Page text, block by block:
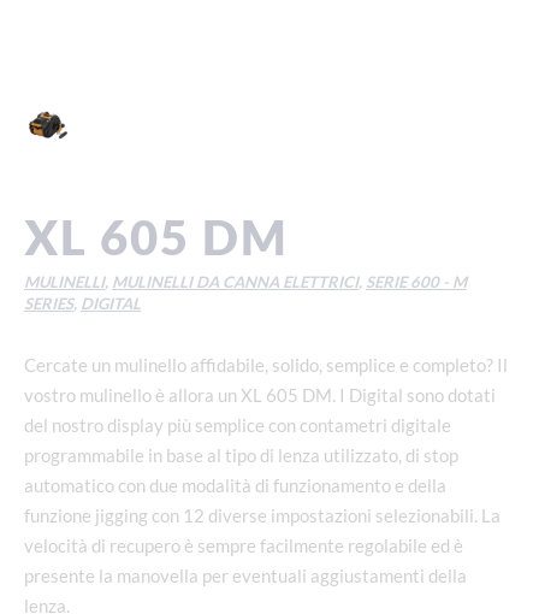
XL 605 DM
MULINELLI, MULINELLI DA CANNA ELETTRICI, SERIE 600 - M
SERIES, DIGITAL
Cercate un mulinello affidabile, solido, semplice e completo? Il
vostro mulinello è allora un XL 605 DM. I Digital sono dotati
del nostro display più semplice con contametri digitale
programmabile in base al tipo di lenza utilizzato, di stop
automatico con due modalità di funzionamento e della
funzione jigging con 12 diverse impostazioni selezionabili. La
velocità di recupero è sempre facilmente regolabile ed è
presente la manovella per eventuali aggiustamenti della
lenza.